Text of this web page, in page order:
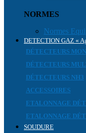
NORMES
Normes
DETECTION GAZ «
DÉTECTEURS
DÉTECTEURS
DÉTECTEURS NH3
ACCESSOIRES
ETALONNAGE
ETALONNAGE
SOUDURE